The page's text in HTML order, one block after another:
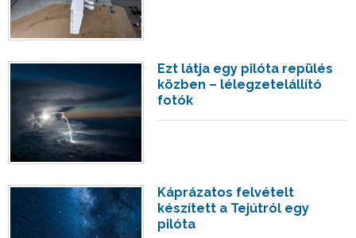
Ezt látja egy pilóta repülés
közben – lélegzetelállító
fotók
Káprázatos felvételt
készített a Tejútról egy
pilóta